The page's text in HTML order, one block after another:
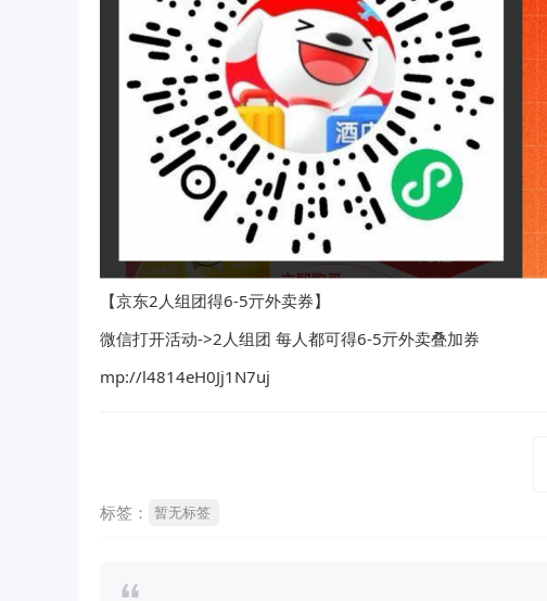
【京东2人组团得6-5亓外卖券】
微信打开活动->2人组团 每人都可得6-5亓外卖叠加券
mp://l4814eH0Jj1N7uj
标签： 暂无标签